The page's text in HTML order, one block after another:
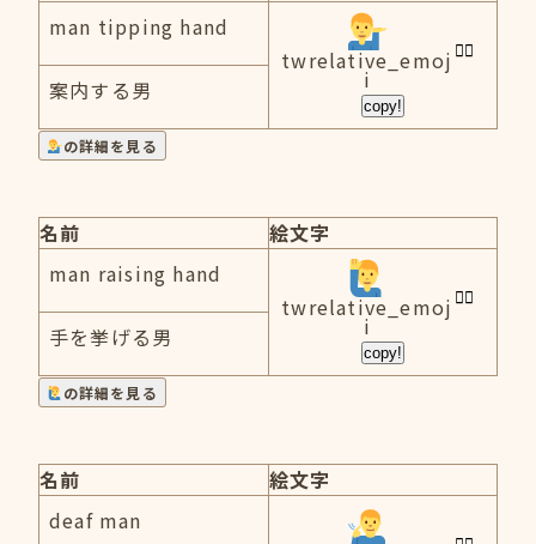
man tipping hand
twrelative_emoj
i
copy!
案内する男
の詳細を見る
名前
絵文字
man raising hand
twrelative_emoj
i
copy!
手を挙げる男
の詳細を見る
名前
絵文字
deaf man